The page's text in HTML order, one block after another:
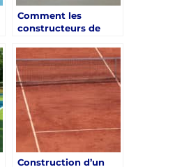
Comment les
constructeurs de
Toulon dans le Var
pour les clubs de
santé de luxe gèrent-
ils les problèmes de
qualité pendant la
construction ?
Construction d’un